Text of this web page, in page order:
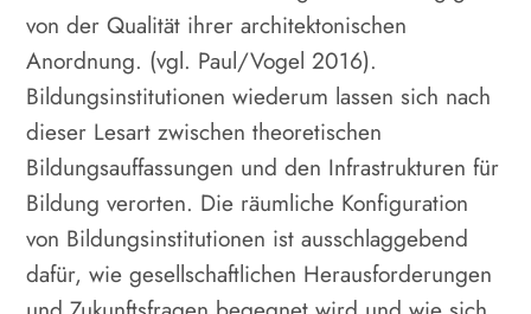
von der Qualität ihrer architektonischen
Anordnung. (vgl. Paul/Vogel 2016).
Bildungsinstitutionen wiederum lassen sich nach
dieser Lesart zwischen theoretischen
Bildungsauffassungen und den Infrastrukturen für
Bildung verorten. Die räumliche Konfiguration
von Bildungsinstitutionen ist ausschlaggebend
dafür, wie gesellschaftlichen Herausforderungen